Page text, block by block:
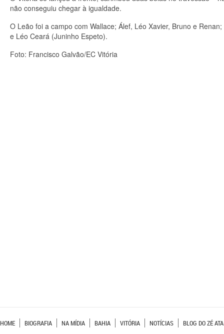
não conseguiu chegar à igualdade.
O Leão foi a campo com Wallace; Álef, Léo Xavier, Bruno e
e Léo Ceará (Juninho Espeto).
Foto: Francisco Galvão/EC Vitória
HOME BIOGRAFIA NA MÍDIA BAHIA VITÓRIA NOTÍCIAS BLOG DO ZÉ